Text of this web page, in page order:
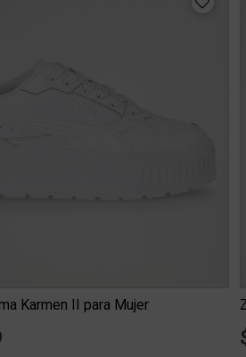
Karmen II para Mujer